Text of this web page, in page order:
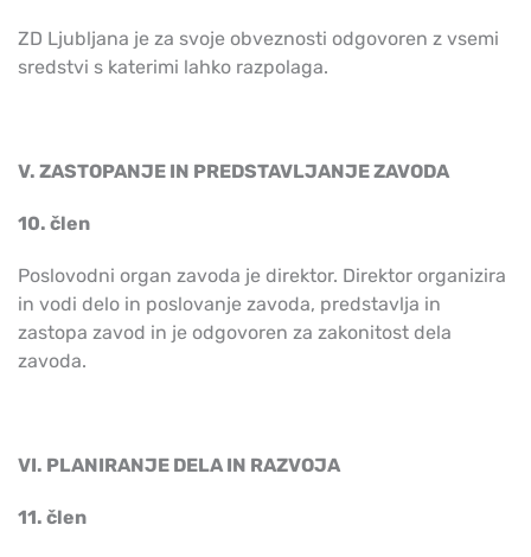
ZD Ljubljana je za svoje obveznosti odgovoren z vsemi
sredstvi s katerimi lahko razpolaga.
V. ZASTOPANJE IN PREDSTAVLJANJE ZAVODA
10. člen
Poslovodni organ zavoda je direktor. Direktor organizira
in vodi delo in poslovanje zavoda, predstavlja in
zastopa zavod in je odgovoren za zakonitost dela
zavoda.
VI. PLANIRANJE DELA IN RAZVOJA
11. člen